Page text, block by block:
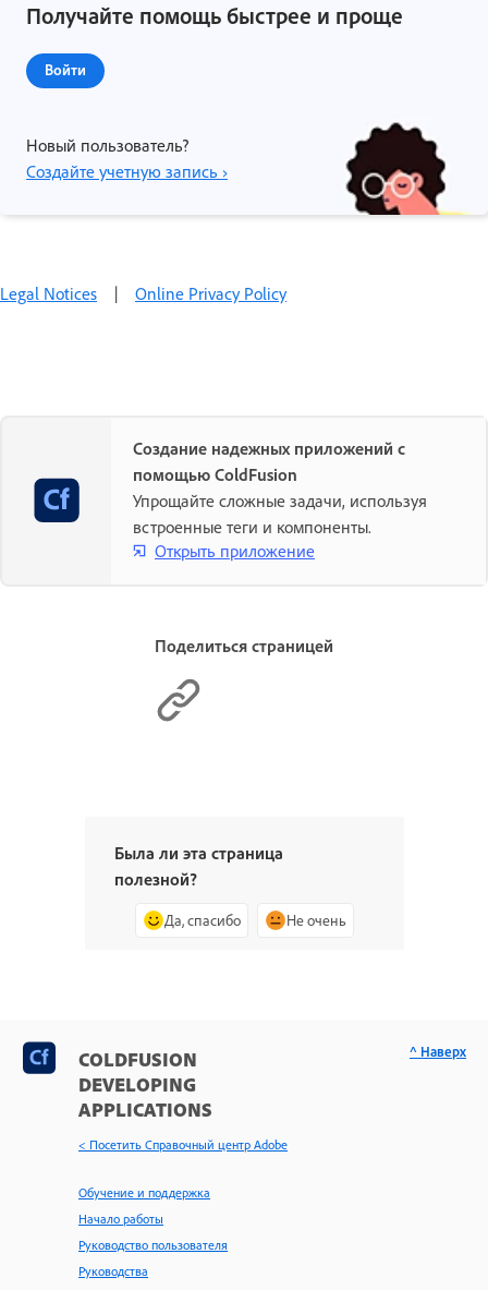
Получайте помощь быстрее и проще
Войти
Новый пользователь?
Создайте учетную запись ›
Legal Notices | Online Privacy Policy
Создание надежных приложений с
помощью ColdFusion
Упрощайте сложные задачи, используя
встроенные теги и компоненты.
Открыть приложение
Поделиться страницей
Была ли эта страница
полезной?
Да, спасибо Не очень
COLDFUSION
DEVELOPING
APPLICATIONS
< Посетить Справочный центр Adobe
Обучение и поддержка
Начало работы
Руководство пользователя
Руководства
^ Наверх